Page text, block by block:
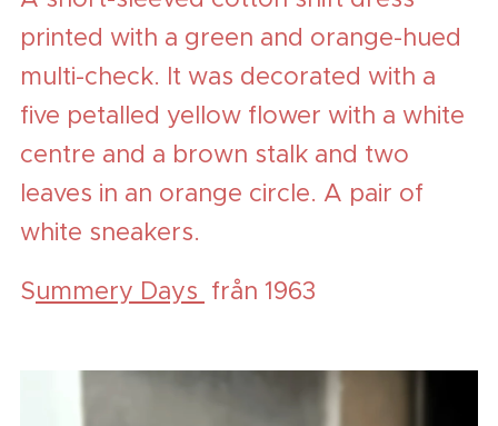
printed with a green and orange-hued
multi-check. It was decorated with a
five petalled yellow flower with a white
centre and a brown stalk and two
leaves in an orange circle. A pair of
white sneakers.
Summery Days från 1963